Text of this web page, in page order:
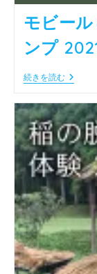
モビー
ンプ
続きを読むモ
ビ
ル
＆
リ
ー
ス
作
り
＋
デ
イ
キ
ャ
ン
プ
2021